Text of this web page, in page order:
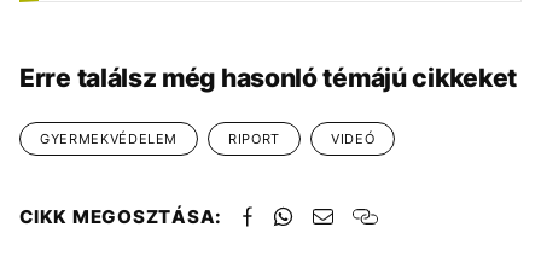
Erre találsz még hasonló témájú cikkeket
GYERMEKVÉDELEM RIPORT VIDEÓ
CIKK MEGOSZTÁSA: